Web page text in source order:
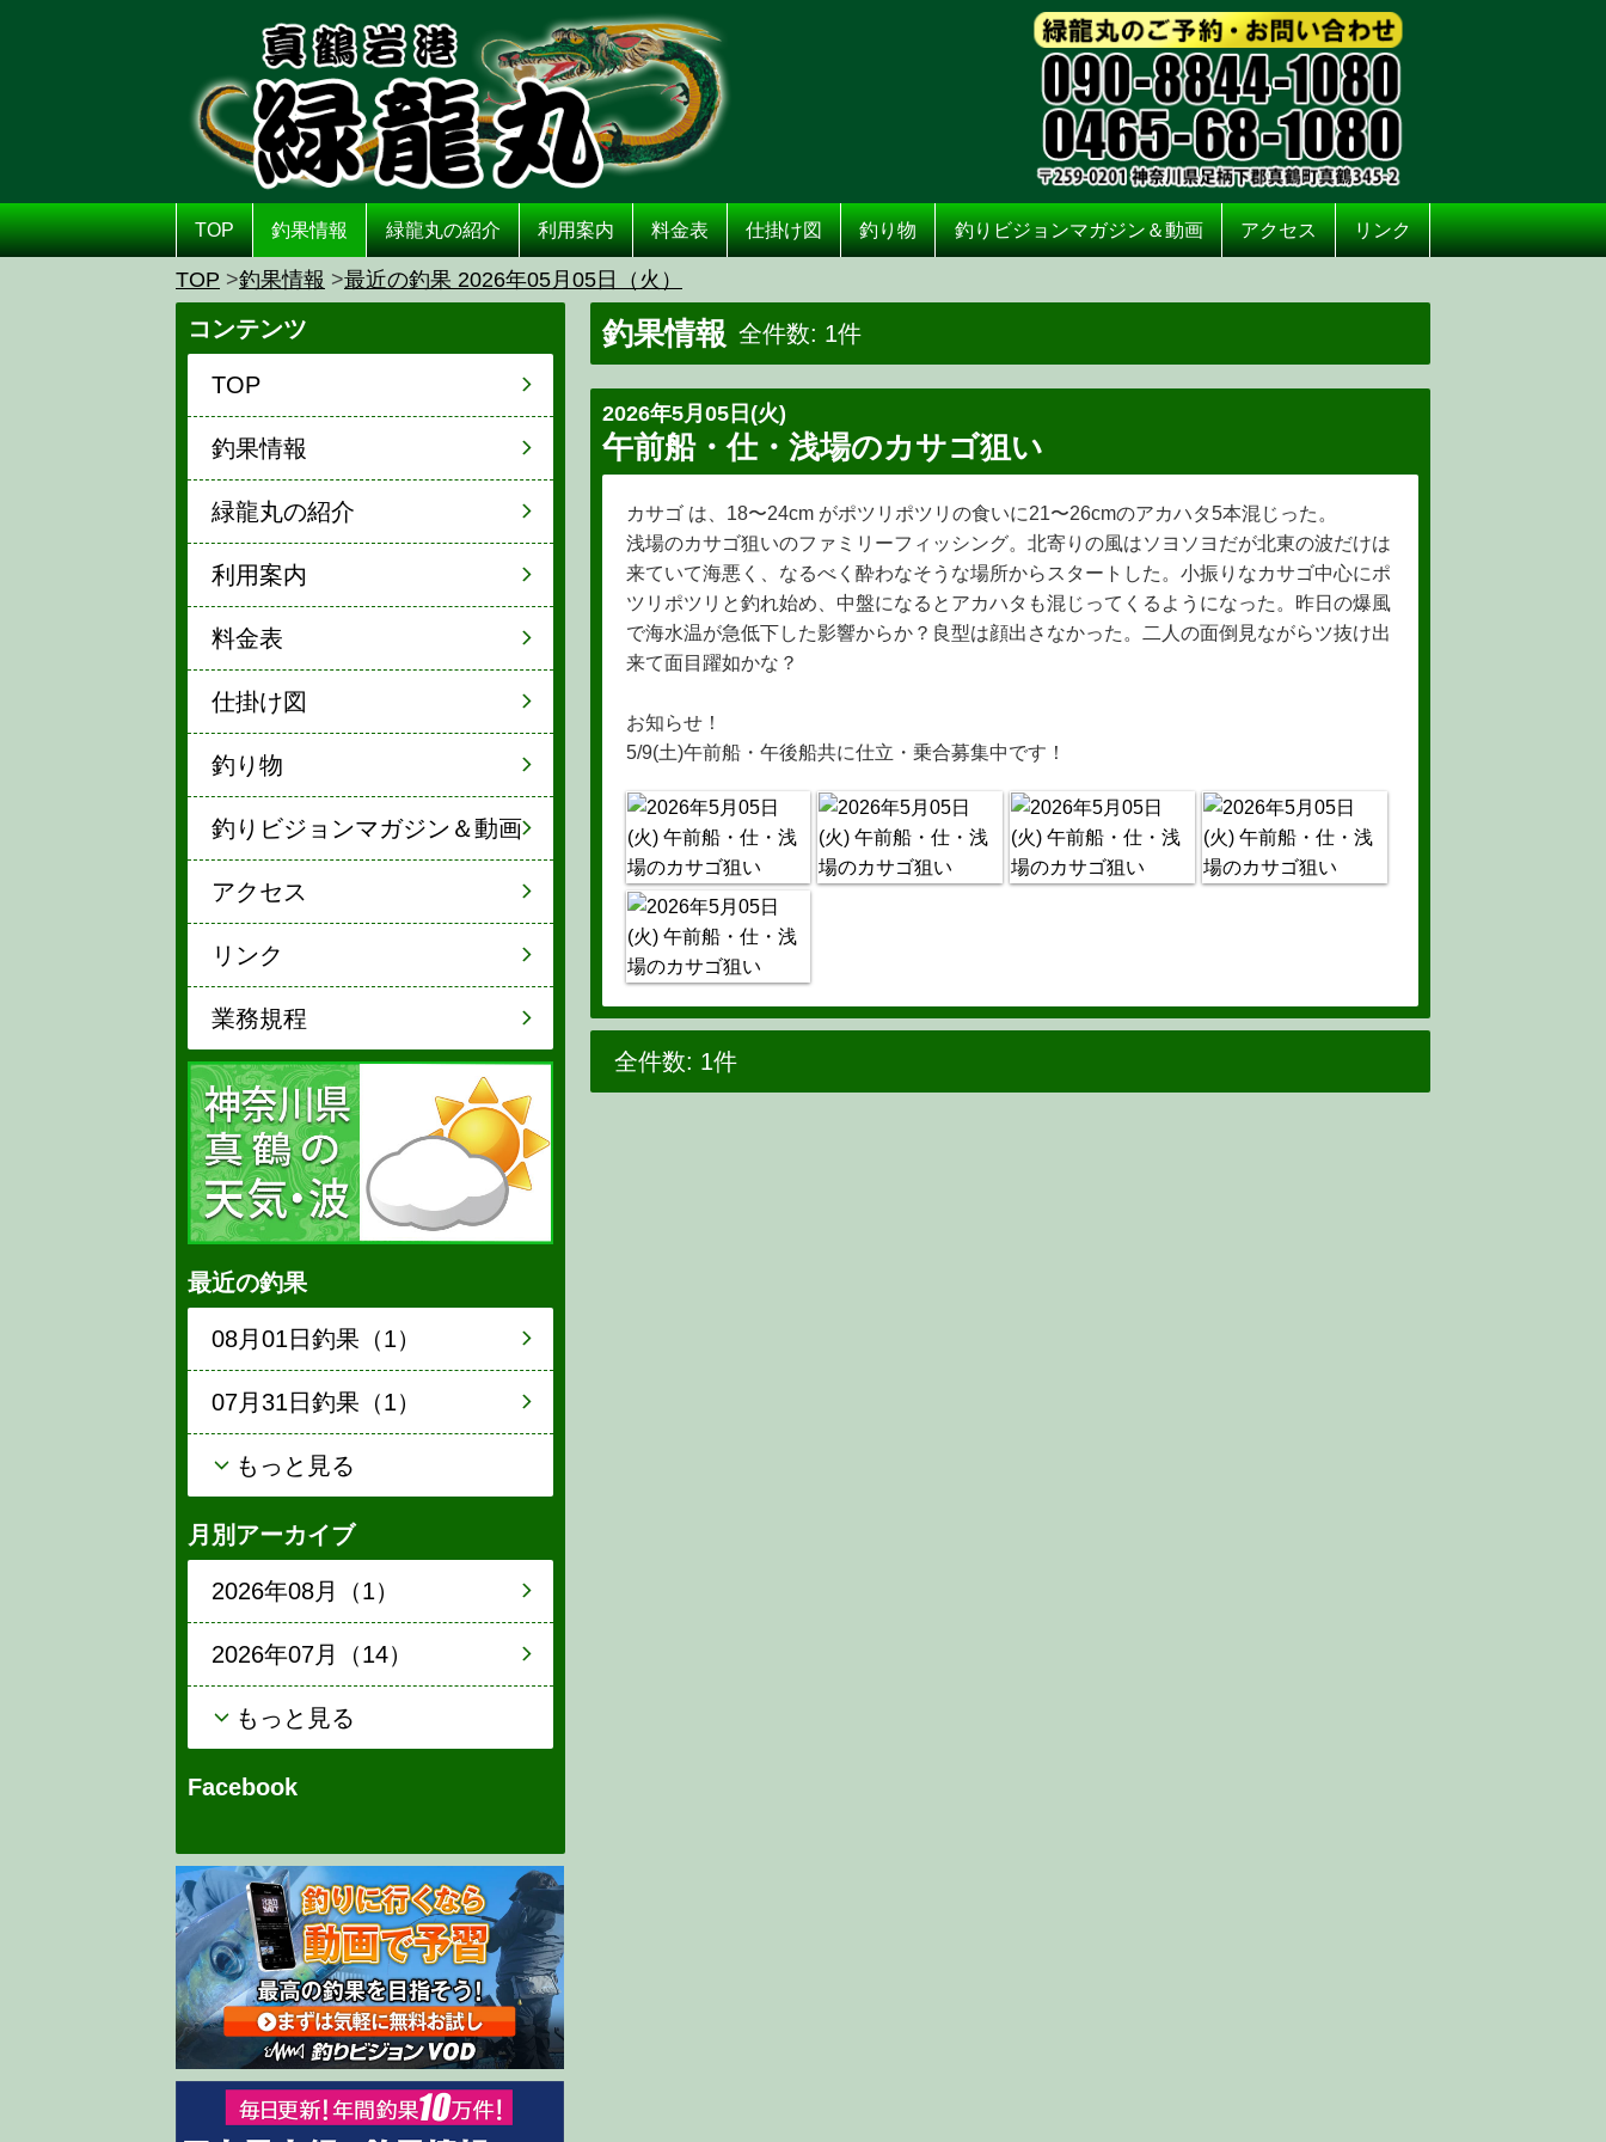
TOP 釣果情報 緑龍丸の紹介 利用案内 料金表 仕掛け図 釣り物 釣りビジョンマガジン＆動画 アクセス リンク
TOP 釣果情報 最近の釣果 2026年05月05日（火）
釣果情報 全件数: 1件
2026年5月05日(火)
午前船・仕・浅場のカサゴ狙い
カサゴ は、18〜24cm がポツリポツリの食いに21〜26cmのアカハタ5本混じった。
浅場のカサゴ狙いのファミリーフィッシング。北寄りの風はソヨソヨだが北東の波だけは
来ていて海悪く、なるべく酔わなそうな場所からスタートした。小振りなカサゴ中心にポ
ツリポツリと釣れ始め、中盤になるとアカハタも混じってくるようになった。昨日の爆風
で海水温が急低下した影響からか？良型は顔出さなかった。二人の面倒見ながらツ抜け出
来て面目躍如かな？
お知らせ！
5/9(土)午前船・午後船共に仕立・乗合募集中です！
全件数: 1件
コンテンツ
TOP
釣果情報
緑龍丸の紹介
利用案内
料金表
仕掛け図
釣り物
釣りビジョンマガジン＆動画
アクセス
リンク
業務規程
最近の釣果
08月01日釣果（1）
07月31日釣果（1）
もっと見る
月別アーカイブ
2026年08月（1）
2026年07月（14）
もっと見る
Facebook